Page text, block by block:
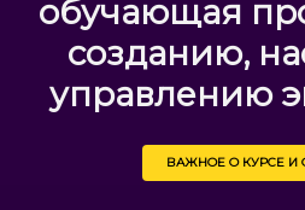
обучающая
созданию,
управлению
ВАЖНОЕ О КУРСЕ И